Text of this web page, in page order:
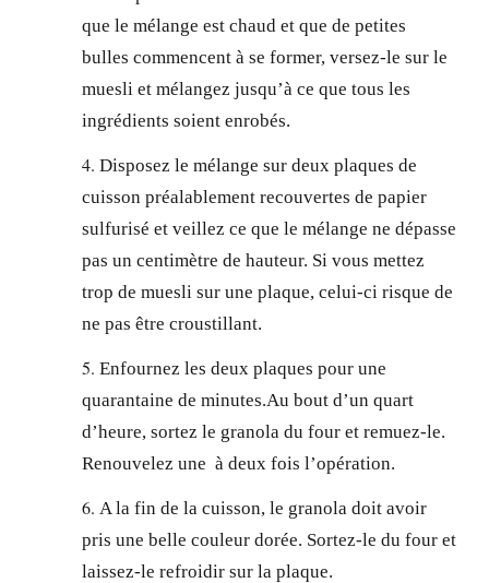
que le mélange est chaud et que de petites
bulles commencent à se former, versez-le sur le
muesli et mélangez jusqu’à ce que tous les
ingrédients soient enrobés.
Disposez le mélange sur deux plaques de
cuisson préalablement recouvertes de papier
sulfurisé et veillez ce que le mélange ne dépasse
pas un centimètre de hauteur. Si vous mettez
trop de muesli sur une plaque, celui-ci risque de
ne pas être croustillant.
Enfournez les deux plaques pour une
quarantaine de minutes.Au bout d’un quart
d’heure, sortez le granola du four et remuez-le.
Renouvelez une à deux fois l’opération.
A la fin de la cuisson, le granola doit avoir
pris une belle couleur dorée. Sortez-le du four et
laissez-le refroidir sur la plaque.